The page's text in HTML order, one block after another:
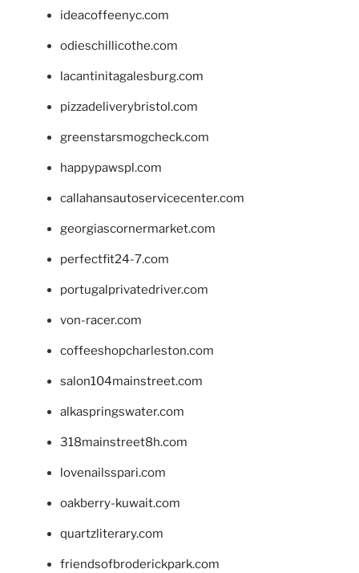
ideacoffeenyc.com
odieschillicothe.com
lacantinitagalesburg.com
pizzadeliverybristol.com
greenstarsmogcheck.com
happypawspl.com
callahansautoservicecenter.com
georgiascornermarket.com
perfectfit24-7.com
portugalprivatedriver.com
von-racer.com
coffeeshopcharleston.com
salon104mainstreet.com
alkaspringswater.com
318mainstreet8h.com
lovenailsspari.com
oakberry-kuwait.com
quartzliterary.com
friendsofbroderickpark.com